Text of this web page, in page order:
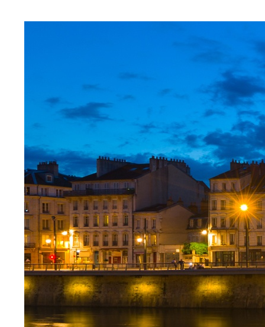
Suscríbete a nuestra
newsletter para
recibir novedades y
ofertas
Nombre
Apellidos
Email
He leído y acepto la Política de privacidad